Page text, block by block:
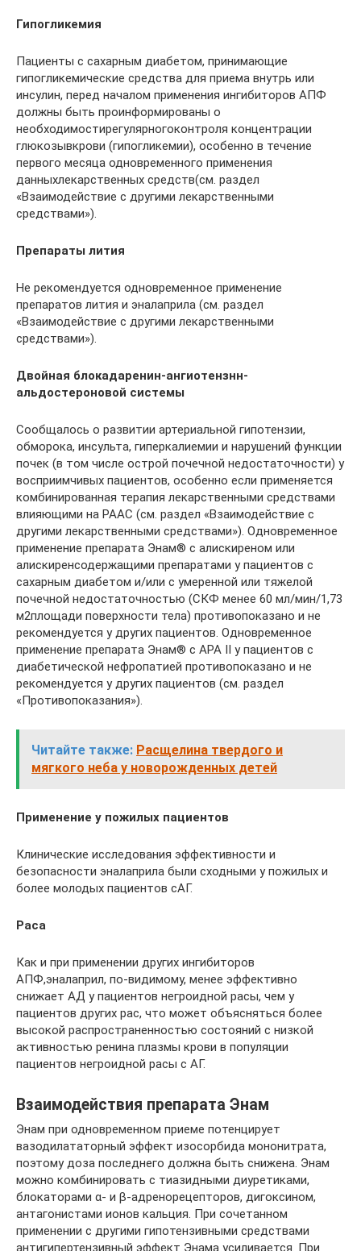
Гипогликемия
Пациенты с сахарным диабетом, принимающие
гипогликемические средства для приема внутрь или
инсулин, перед началом применения ингибиторов АПФ
должны быть проинформированы о
необходимостирегулярногоконтроля концентрации
глюкозывкрови (гипогликемии), особенно в течение
первого месяца одновременного применения
данныхлекарственных средств(см. раздел
«Взаимодействие с другими лекарственными
средствами»).
Препараты лития
Не рекомендуется одновременное применение
препаратов лития и эналаприла (см. раздел
«Взаимодействие с другими лекарственными
средствами»).
Двойная блокадаренин-ангиотензнн-
альдостероновой системы
Сообщалось о развитии артериальной гипотензии,
обморока, инсульта, гиперкалиемии и нарушений функции
почек (в том числе острой почечной недостаточности) у
восприимчивых пациентов, особенно если применяется
комбинированная терапия лекарственными средствами
влияющими на РААС (см. раздел «Взаимодействие с
другими лекарственными средствами»). Одновременное
применение препарата Энам® с алискиреном или
алискиренсодержащими препаратами у пациентов с
сахарным диабетом и/или с умеренной или тяжелой
почечной недостаточностью (СКФ менее 60 мл/мин/1,73
м2площади поверхности тела) противопоказано и не
рекомендуется у других пациентов. Одновременное
применение препарата Энам® с АРА II у пациентов с
диабетической нефропатией противопоказано и не
рекомендуется у других пациентов (см. раздел
«Противопоказания»).
Читайте также: Расщелина твердого и
мягкого неба у новорожденных детей
Применение у пожилых пациентов
Клинические исследования эффективности и
безопасности эналаприла были сходными у пожилых и
более молодых пациентов сАГ.
Раса
Как и при применении других ингибиторов
АПФ,эналаприл, по-видимому, менее эффективно
снижает АД у пациентов негроидной расы, чем у
пациентов других рас, что может объясняться более
высокой распространенностью состояний с низкой
активностью ренина плазмы крови в популяции
пациентов негроидной расы с АГ.
Взаимодействия препарата Энам
Энам при одновременном приеме потенцирует
вазодилататорный эффект изосорбида мононитрата,
поэтому доза последнего должна быть снижена. Энам
можно комбинировать с тиазидными диуретиками,
блокаторами α- и β-адренорецепторов, дигоксином,
антагонистами ионов кальция. При сочетанном
применении с другими гипотензивными средствами
антигипертензивный эффект Энама усиливается. При